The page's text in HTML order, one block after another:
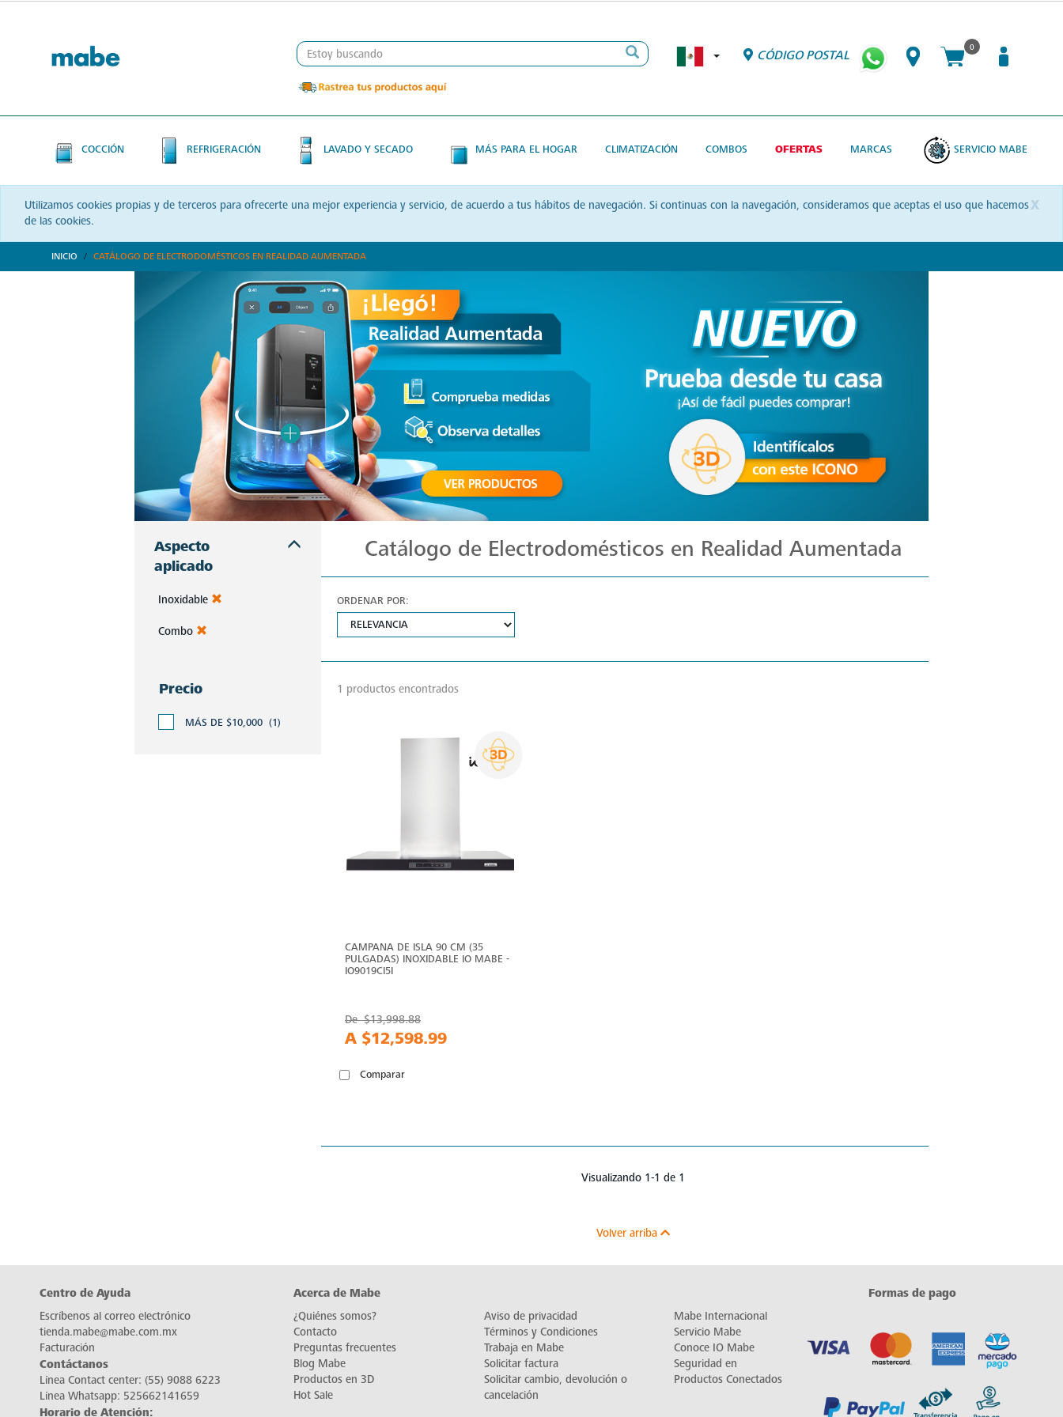
CÓDIGO POSTAL
0
COCCIÓN REFRIGERACIÓN LAVADO Y SECADO MÁS PARA EL HOGAR CLIMATIZACIÓN COMBOS OFERTAS MARCAS SERVICIO MABE
x
Utilizamos cookies propias y de terceros para ofrecerte una mejor experiencia y servicio, de acuerdo a tus hábitos de navegación. Si continuas con la navegación, consideramos que aceptas el uso que hacemos
de las cookies.
INICIO CATÁLOGO DE ELECTRODOMÉSTICOS EN REALIDAD AUMENTADA
Aspecto
aplicado
Inoxidable
Combo
Precio
MÁS DE $10,000 (1)
Catálogo de Electrodomésticos en Realidad Aumentada
ORDENAR POR:
1 productos encontrados
CAMPANA DE ISLA 90 CM (35
PULGADAS) INOXIDABLE IO MABE -
IO9019CI5I
De$13,998.88
A $12,598.99
Comparar
Visualizando 1-1 de 1
Volver arriba
Centro de Ayuda
Escríbenos al correo electrónico
tienda.mabe@mabe.com.mx
Facturación
Contáctanos
Línea Contact center: (55) 9088 6223
Línea Whatsapp: 525662141659
Horario de Atención:
Acerca de Mabe
¿Quiénes somos?
Contacto
Preguntas frecuentes
Blog Mabe
Productos en 3D
Hot Sale
Aviso de privacidad
Términos y Condiciones
Trabaja en Mabe
Solicitar factura
Solicitar cambio, devolución o
cancelación
Mabe Internacional
Servicio Mabe
Conoce IO Mabe
Seguridad en
Productos Conectados
Formas de pago